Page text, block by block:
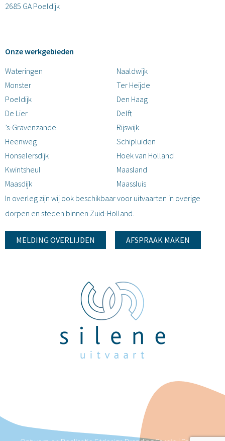
2685 GA Poeldijk
Onze werkgebieden
Wateringen
Monster
Poeldijk
De Lier
’s-Gravenzande
Heenweg
Honselersdijk
Kwintsheul
Maasdijk
Naaldwijk
Ter Heijde
Den Haag
Delft
Rijswijk
Schipluiden
Hoek van Holland
Maasland
Maassluis
In overleg zijn wij ook beschikbaar voor uitvaarten in overige
dorpen en steden binnen Zuid-Holland.
MELDING OVERLIJDEN AFSPRAAK MAKEN